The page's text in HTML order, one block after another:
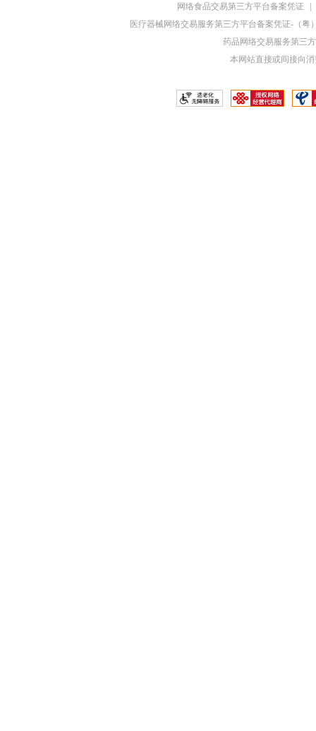
网络食品交易第三方平台备案凭证
医疗器械网络交易服务第三方平台备案凭证-（粤
药品网络交易服务第三
本网站直接或间接向